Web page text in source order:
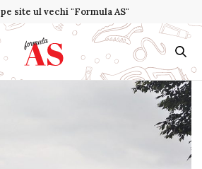
pe site ul vechi "Formula AS"